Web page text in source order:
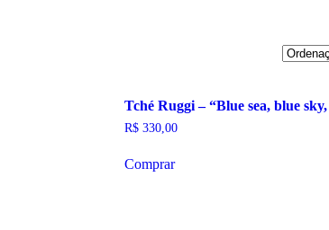
Tché Ruggi – “Blue sea, blue sky,
R$330,00
Comprar